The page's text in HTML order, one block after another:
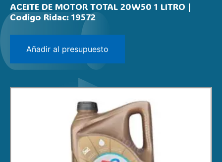
ACEITE DE MOTOR TOTAL 20W50 1 LITRO |
Codigo Ridac: 19572
Añadir al presupuesto